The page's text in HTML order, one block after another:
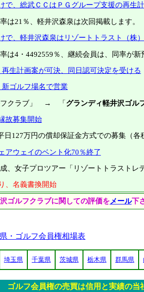
で、総武ＣＣはＰＧグループ支援の再生
は21％、軽井沢森泉は次回掲載します。
で、軽井沢森泉はリゾートトラスト（株
は4・4492559％、継続会員は、同率が
生計画案が可決、同日認可決定を受ける
ゴルフ場名で営業
フクラブ」 → 「グランディ軽井沢ゴル
故募集開始
127万円の償却保証金方式での募集（各
アウェイのベント化70％終了
、女子プロツアー「リゾートトラストレ
、名義書換開始
ゴルフクラブに関しての評価をメール下
・ゴルフ会員権相場表
埼玉県 千葉県 茨城県 栃木県 群馬県
ゴルフ会員権の売買は信用と実績の当